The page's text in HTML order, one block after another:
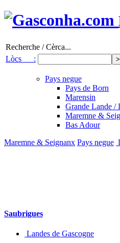
Recherche / Cèrca...
Lòcs :
Pays negue
Pays de Born
Marensin
Grande Lande /
Maremne &
Bas Adour
Maremne & Seignanx Pays negue
Saubrigues
Landes de Gascogne